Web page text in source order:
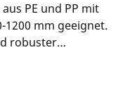
PE und PP mit
mm geeignet.
robuster
der